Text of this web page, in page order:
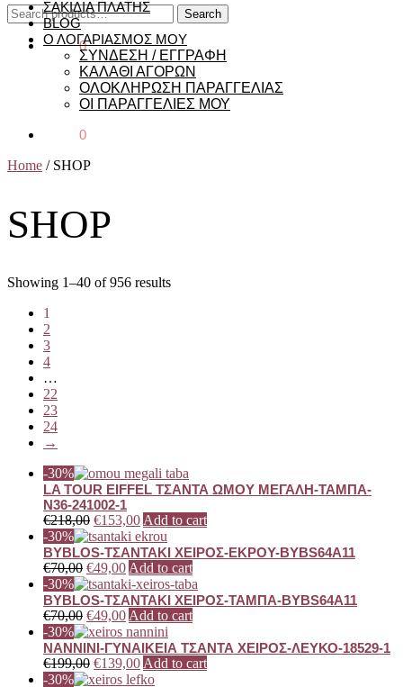
Search
for:
Search
€0,00 0
ΣΑΚΙΔΙΑ ΠΛΑΤΗΣ
BLOG
Ο ΛΟΓΑΡΙΑΣΜΟΣ ΜΟΥ
ΣΥΝΔΕΣΗ / ΕΓΓΡΑΦΗ
ΚΑΛΑΘΙ ΑΓΟΡΩΝ
ΟΛΟΚΛΗΡΩΣΗ ΠΑΡΑΓΓΕΛΙΑΣ
ΟΙ ΠΑΡΑΓΓΕΛΙΕΣ ΜΟΥ
0
Home / SHOP
SHOP
Showing 1–40 of 956 results
1
2
3
4
…
22
23
24
→
-30%
LA TOUR EIFFEL ΤΣΑΝΤΑ ΩΜΟΥ ΜΕΓΑΛΗ-ΤΑΜΠΑ-
N36-241002-1
€218,00 €153,00 Add to cart
-30%
BYBLOS-ΤΣΑΝΤΑΚΙ ΧΕΙΡΟΣ-ΕΚΡΟΥ-BYBS64A11
€70,00 €49,00 Add to cart
-30%
BYBLOS-ΤΣΑΝΤΑΚΙ ΧΕΙΡΟΣ-ΤΑΜΠΑ-BYBS64A11
€70,00 €49,00 Add to cart
-30%
ΝΑΝΝΙΝΙ-ΓΥΝΑΙΚΕΙΑ ΤΣΑΝΤΑ ΧΕΙΡΟΣ-ΛΕΥΚΟ-18529-1
€199,00 €139,00 Add to cart
-30%